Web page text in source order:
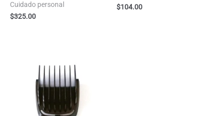
Cuidado personal
$325.00
$104.00